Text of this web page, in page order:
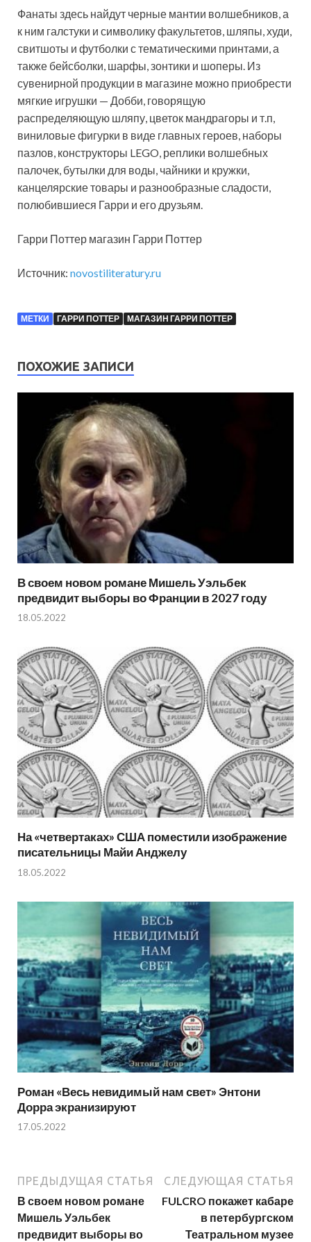
Фанаты здесь найдут черные мантии волшебников, а
к ним галстуки и символику факультетов, шляпы, худи,
свитшоты и футболки с тематическими принтами, а
также бейсболки, шарфы, зонтики и шоперы. Из
сувенирной продукции в магазине можно приобрести
мягкие игрушки — Добби, говорящую
распределяющую шляпу, цветок мандрагоры и т.п,
виниловые фигурки в виде главных героев, наборы
пазлов, конструкторы LEGO, реплики волшебных
палочек, бутылки для воды, чайники и кружки,
канцелярские товары и разнообразные сладости,
полюбившиеся Гарри и его друзьям.
Гарри Поттер магазин Гарри Поттер
Источник: novostiliteratury.ru
МЕТКИ ГАРРИ ПОТТЕР МАГАЗИН ГАРРИ ПОТТЕР
ПОХОЖИЕ ЗАПИСИ
В своем новом романе Мишель Уэльбек
предвидит выборы во Франции в 2027 году
18.05.2022
На «четвертаках» США поместили изображение
писательницы Майи Анджелу
18.05.2022
Роман «Весь невидимый нам свет» Энтони
Дорра экранизируют
17.05.2022
ПРЕДЫДУЩАЯ СТАТЬЯ
В своем новом романе
Мишель Уэльбек
предвидит выборы во
СЛЕДУЮЩАЯ СТАТЬЯ
FULCRO покажет кабаре
в петербургском
Театральном музее